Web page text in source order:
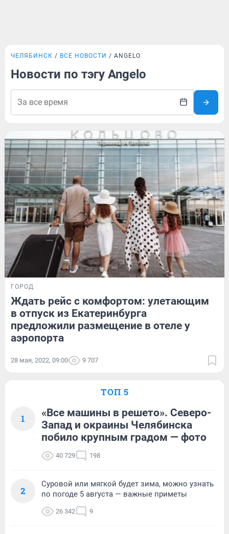
ЧЕЛЯБИНСК ВСЕ НОВОСТИ ANGELO
Новости по тэгу Angelo
ГОРОД
Ждать рейс с комфортом: улетающим
в отпуск из Екатеринбурга
предложили размещение в отеле у
аэропорта
28 мая, 2022, 09:00 9 707
ТОП 5
1
«Все машины в решето». Северо-
Запад и окраины Челябинска
побило крупным градом — фото
40 729 198
2
Суровой или мягкой будет зима, можно узнать
по погоде 5 августа — важные приметы
26 342 9